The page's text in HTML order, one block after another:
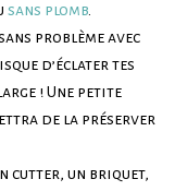
sans plomb
problème avec
d’éclater tes
! Une petite
de la préserver
cutter, un briquet,